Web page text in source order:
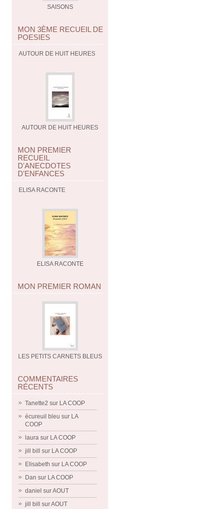
SAISONS
MON 3ÈME RECUEIL DE
POESIES
AUTOUR DE HUIT HEURES
AUTOUR DE HUIT HEURES
MON PREMIER
RECUEIL
D'ANECDOTES
D'ENFANCES
ELISA RACONTE
ELISA RACONTE
MON PREMIER ROMAN
LES PETITS CARNETS BLEUS
COMMENTAIRES
RÉCENTS
Tanette2 sur LA COOP
écureuil bleu sur LA
COOP
laura sur LA COOP
jill bill
sur LA COOP
Elisabeth sur LA COOP
Dan sur LA COOP
daniel surAOUT
jill bill
surAOUT